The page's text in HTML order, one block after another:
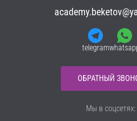
telegram
ОБРАТНЫЙ
Мы в соцсетях: